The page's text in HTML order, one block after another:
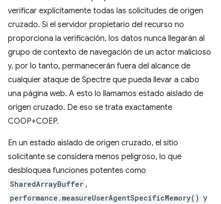
verificar explícitamente todas las solicitudes de origen
cruzado. Si el servidor propietario del recurso no
proporciona la verificación, los datos nunca llegarán al
grupo de contexto de navegación de un actor malicioso
y, por lo tanto, permanecerán fuera del alcance de
cualquier ataque de Spectre que pueda llevar a cabo
una página web. A esto lo llamamos estado aislado de
origen cruzado. De eso se trata exactamente
COOP+COEP.
En un estado aislado de origen cruzado, el sitio
solicitante se considera menos peligroso, lo que
desbloquea funciones potentes como
SharedArrayBuffer ,
performance.measureUserAgentSpecificMemory() y